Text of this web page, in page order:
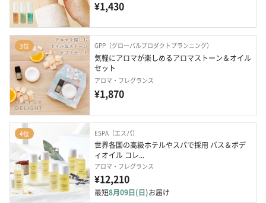
¥1,430
3位 GPP（グローバルプロダクトプランニング）
気軽にアロマが楽しめるアロマストーン＆オイル
セット
アロマ・フレグランス
¥1,870
4位 ESPA（エスパ）
世界各国の高級ホテルやスパで採用 バス＆ボデ
ィオイル コレ...
アロマ・フレグランス
¥12,210
最短8月09日(日)お届け